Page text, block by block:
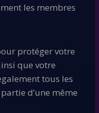
les membres
protéger votre
que votre
tous les
d’une même